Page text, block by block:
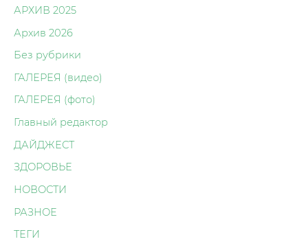
АРХИВ 2025
Архив 2026
Без рубрики
ГАЛЕРЕЯ (видео)
ГАЛЕРЕЯ (фото)
Главный редактор
ДАЙДЖЕСТ
ЗДОРОВЬЕ
НОВОСТИ
РАЗНОЕ
ТЕГИ